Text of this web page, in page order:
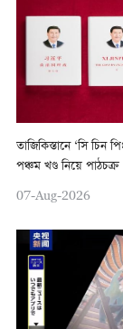
তাজিকিস্তানে ‘সি চিন
পঞ্চম খণ্ড নিয়ে পাঠচক্র
07-Aug-2026